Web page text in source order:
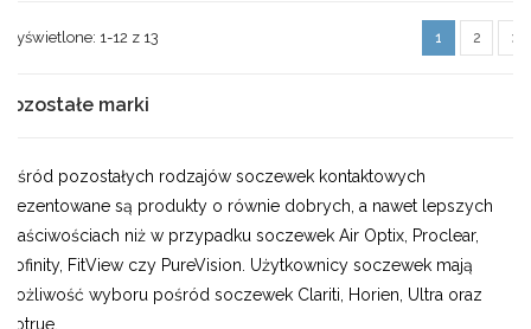
Wyświetlone: 1-12 z 13 1 2
Pozostałe marki
Wśród pozostałych rodzajów soczewek kontaktowych
prezentowane są produkty o równie dobrych, a nawet lepszych
właściwościach niż w przypadku soczewek Air Optix, Proclear,
Biofinity, FitView czy PureVision. Użytkownicy soczewek mają
możliwość wyboru pośród soczewek Clariti, Horien, Ultra oraz
Biotrue.